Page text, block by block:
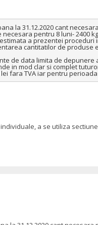
la 31.12.2020 cant
a prezentei
cantitatilor de
de data limita de
in mod clar si complet
fara TVA iar pentru perioada
a se utiliza